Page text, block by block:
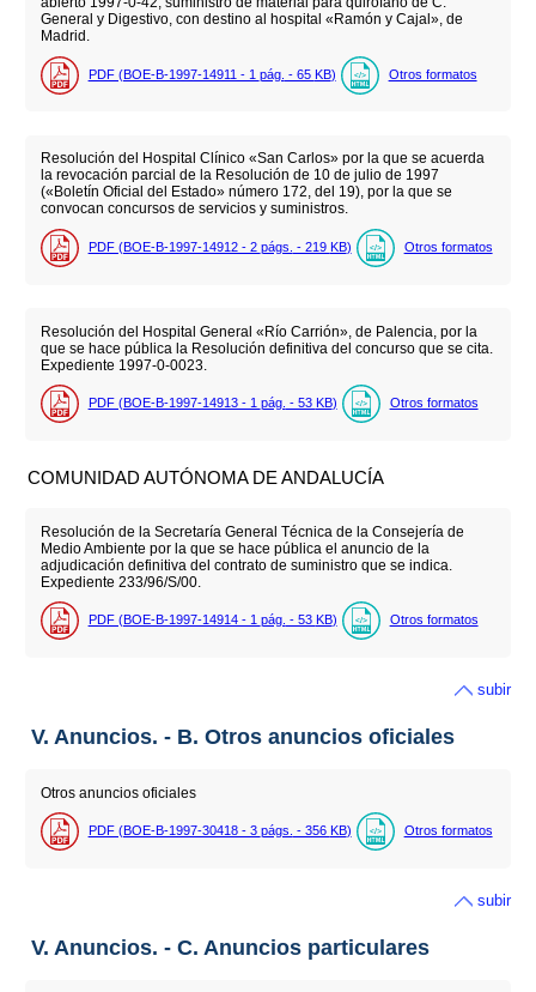
General y Digestivo, con destino al hospital «Ramón y Cajal», de
Madrid.
PDF (BOE-B-1997-14911 - 1 pág. - 65 KB) Otros formatos
Resolución del Hospital Clínico «San Carlos» por la que se acuerda
la revocación parcial de la Resolución de 10 de julio de 1997
(«Boletín Oficial del Estado» número 172, del 19), por la que se
convocan concursos de servicios y suministros.
PDF (BOE-B-1997-14912 - 2 págs. - 219 KB) Otros formatos
Resolución del Hospital General «Río Carrión», de Palencia, por la
que se hace pública la Resolución definitiva del concurso que se cita.
Expediente 1997-0-0023.
PDF (BOE-B-1997-14913 - 1 pág. - 53 KB) Otros formatos
COMUNIDAD AUTÓNOMA DE ANDALUCÍA
Resolución de la Secretaría General Técnica de la Consejería de
Medio Ambiente por la que se hace pública el anuncio de la
adjudicación definitiva del contrato de suministro que se indica.
Expediente 233/96/S/00.
PDF (BOE-B-1997-14914 - 1 pág. - 53 KB) Otros formatos
subir
V. Anuncios. - B. Otros anuncios oficiales
Otros anuncios oficiales
PDF (BOE-B-1997-30418 - 3 págs. - 356 KB) Otros formatos
subir
V. Anuncios. - C. Anuncios particulares